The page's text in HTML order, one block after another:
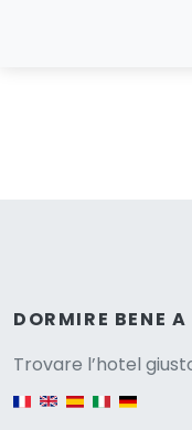
DORMIRE BENE A
Trovare l’hotel